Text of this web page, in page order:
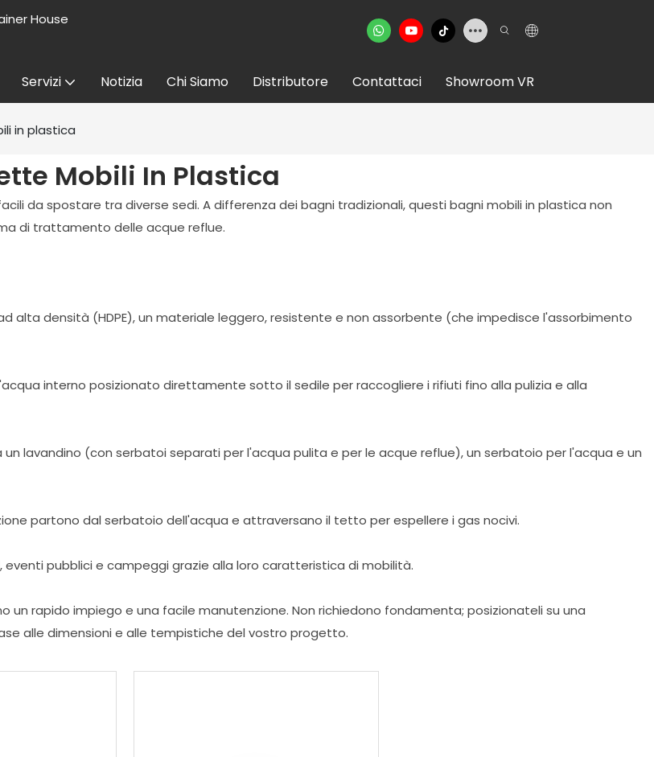
House
Servizi Notizia Chi Siamo Distributore Contattaci Showroom VR
in plastica
Mobili In Plastica
da spostare tra diverse sedi. A differenza dei bagni tradizionali, questi bagni mobili in plastica non
di trattamento delle acque reflue.
alta densità (HDPE), un materiale leggero, resistente e non assorbente (che impedisce l'assorbimento
interno posizionato direttamente sotto il sedile per raccogliere i rifiuti fino alla pulizia e alla
lavandino (con serbatoi separati per l'acqua pulita e per le acque reflue), un serbatoio per l'acqua e un
partono dal serbatoio dell'acqua e attraversano il tetto per espellere i gas nocivi.
eventi pubblici e campeggi grazie alla loro caratteristica di mobilità.
un rapido impiego e una facile manutenzione. Non richiedono fondamenta; posizionateli su una
alle dimensioni e alle tempistiche del vostro progetto.